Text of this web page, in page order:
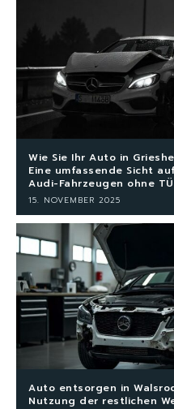
Wie Sie Ihr Auto in
Eine umfassende Sicht
Audi-Fahrzeugen ohne
15. NOVEMBER 2025
Auto entsorgen in
Nutzung der restlichen